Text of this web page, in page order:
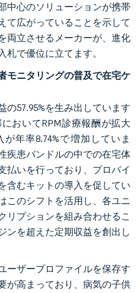
中心のソリューションが携帯
て広がっていることを示して
両立させるメーカーが、進化
で優位に立てます。
モニタリングの普及で在宅ケ
の57.95%を生み出しています
おいてRPM診療報酬が拡大
年率8.74%で増加していま
疾患バンドルの中での在宅体
払いを行っており、プロバイ
含むキットの導入を促してい
このシフトを活用し、各ユニ
リプションを組み合わせるこ
ンを超えた定期収益を創出し
ーザープロファイルを保存す
が高まっており、病気の子供